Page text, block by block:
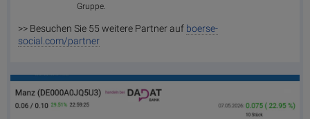
Gruppe.
>> Besuchen Sie 55 weitere Partner auf boerse-
social.com/partner